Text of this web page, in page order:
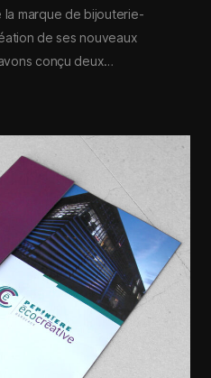
la marque de bijouterie-
de ses nouveaux
conçu deux…